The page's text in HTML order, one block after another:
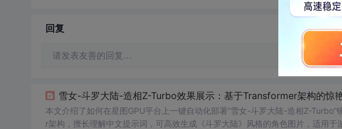
回复
请发表友善的回复…
雪女-斗罗大陆-造相Z-Turbo效果展示：基于Transformer架构的惊
本文介绍了如何在星图GPU平台上一键自动化部署“雪女-斗罗大陆-造相Z-
r架构，擅长理解中文提示词，可高效生成《斗罗大陆》风格的角色图片，适用于